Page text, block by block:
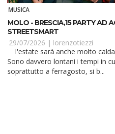
MUSICA
MOLO - BRESCIA,15 PARTY AD
STREETSMART
29/07/2026 | lorenzotiezzi
Sono davvero lontani i tempi in
soprattutto a ferragosto, si b...